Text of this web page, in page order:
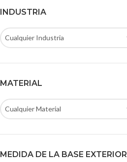
INDUSTRIA
Cualquier Industria
MATERIAL
Cualquier Material
MEDIDA DE LA BASE EXTERIOR